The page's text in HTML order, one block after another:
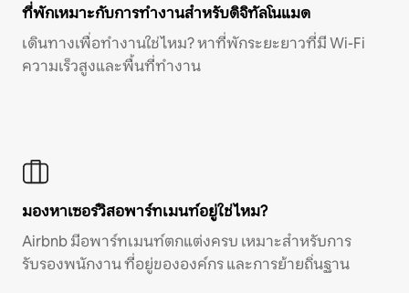
ที่พักเหมาะกับการทำงานสำหรับดิจิทัลโนแมด
เดินทางเพื่อทำงานใช่ไหม? หาที่พักระยะยาวที่มี Wi-Fi
ความเร็วสูงและพื้นที่ทำงาน
มองหาเซอร์วิสอพาร์ทเมนท์อยู่ใช่ไหม?
Airbnb มีอพาร์ทเมนท์ตกแต่งครบ เหมาะสำหรับการ
รับรองพนักงาน ที่อยู่ขององค์กร และการย้ายถิ่นฐาน